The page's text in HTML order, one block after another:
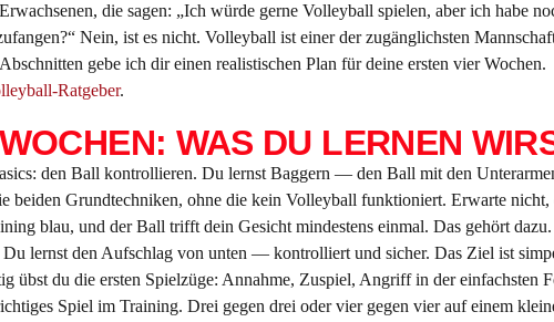
die sagen: „Ich würde gerne Volleyball spielen, aber ich habe
Nein, ist es nicht. Volleyball ist einer der zugänglichsten
gebe ich dir einen realistischen Plan für deine ersten vier Wochen.
Ratgeber.
WAS DU LERNEN
den Ball kontrollieren. Du lernst Baggern — den Ball mit den
beiden Grundtechniken, ohne die kein Volleyball funktioniert. Erwarte nicht,
blau, und der Ball trifft dein Gesicht mindestens einmal. Das gehört dazu.
lernst den Aufschlag von unten — kontrolliert und sicher. Das Ziel ist
übst du die ersten Spielzüge: Annahme, Zuspiel, Angriff in der einfachsten
Spiel im Training. Drei gegen drei oder vier gegen vier auf einem